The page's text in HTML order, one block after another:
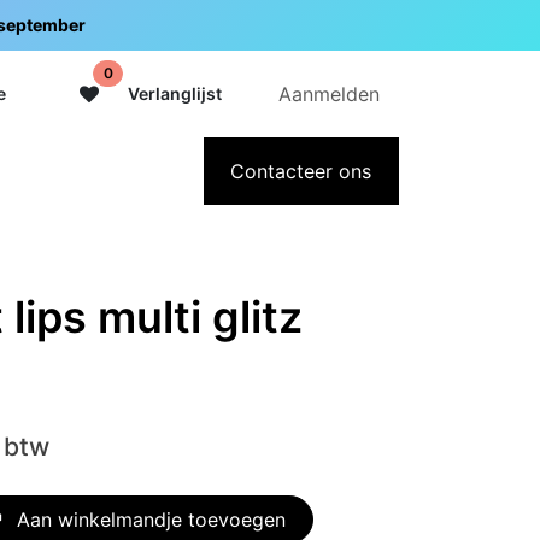
0
Verlanglijst Aanmelden
Over IntermediContacteer ons
lips multi glitz
btw
Aan winkelmandje toevoegen